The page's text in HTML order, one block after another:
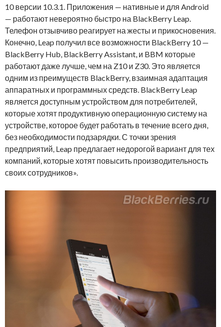
10 версии 10.3.1. Приложения — нативные и для Android
— работают невероятно быстро на BlackBerry Leap.
Телефон отзывчиво реагирует на жесты и прикосновения.
Конечно, Leap получил все возможности BlackBerry 10 —
BlackBerry Hub, BlackBerry Assistant, и BBM которые
работают даже лучше, чем на Z10 и Z30. Это является
одним из преимуществ BlackBerry, взаимная адаптация
аппаратных и программных средств. BlackBerry Leap
является доступным устройством для потребителей,
которые хотят продуктивную операционную систему на
устройстве, которое будет работать в течение всего дня,
без необходимости подзарядки. С точки зрения
предприятий, Leap предлагает недорогой вариант для тех
компаний, которые хотят повысить производительность
своих сотрудников».